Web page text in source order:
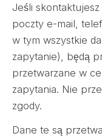
Jeśli
poczty e-mail,
w tym wszystkie
zapytanie), będą
przetwarzane w
zapytania. Nie
zgody.
Dane te są